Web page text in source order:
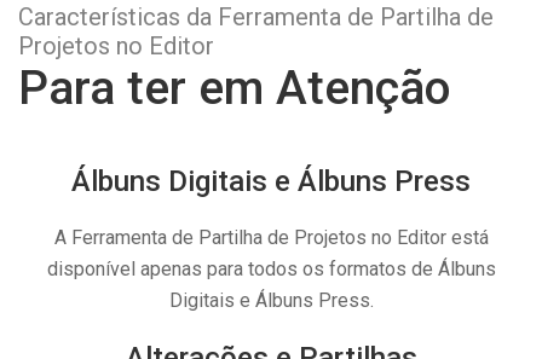
Características da Ferramenta de Partilha de
Projetos no Editor
Para ter em Atenção
Álbuns Digitais e Álbuns Press
A Ferramenta de Partilha de Projetos no Editor está
disponível apenas para todos os formatos de Álbuns
Digitais e Álbuns Press.